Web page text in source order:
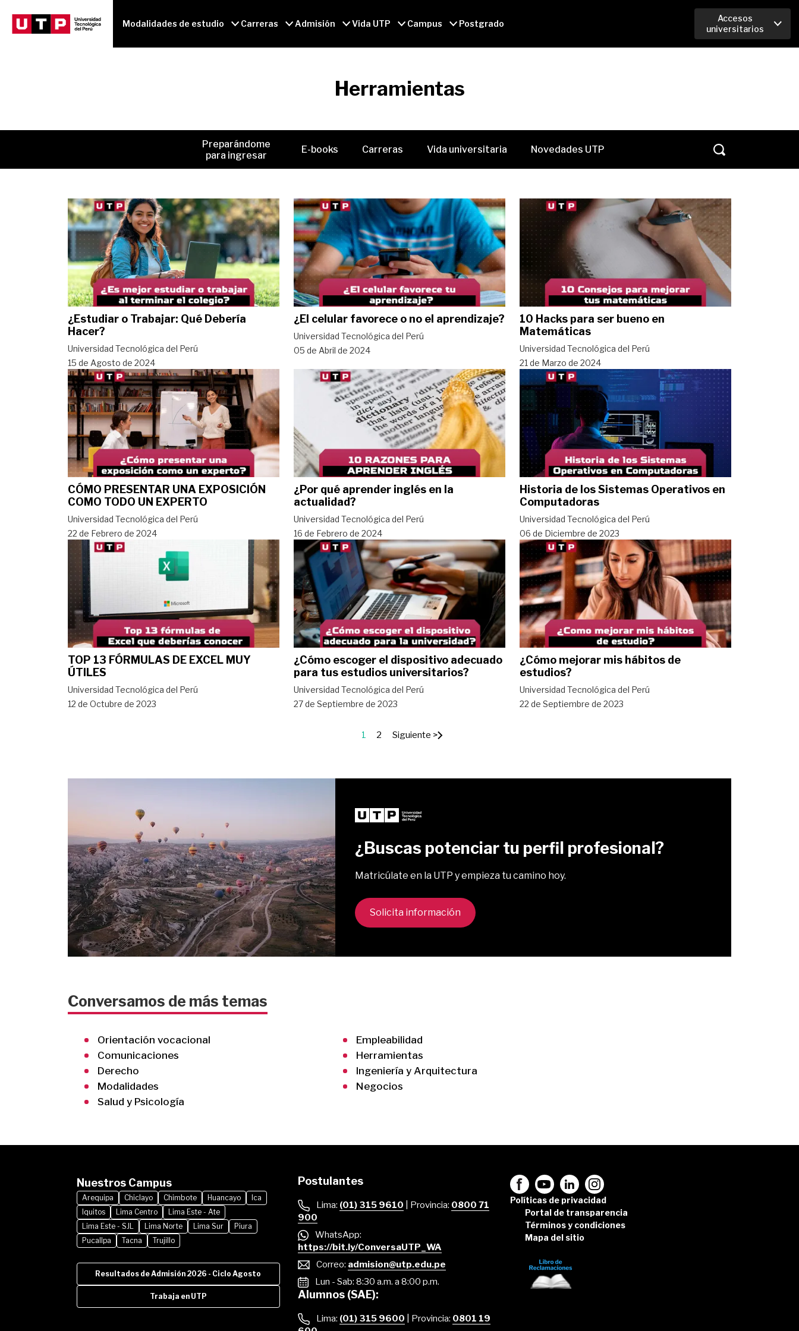
Modalidades de estudio Carreras Admisión Vida UTP Campus Postgrado
Accesos
universitarios
Herramientas
Preparándome
para ingresar
E-books Carreras Vida universitaria Novedades UTP
¿Estudiar o Trabajar: Qué Debería
Hacer?
Universidad Tecnológica del Perú
15 de Agosto de 2024
¿El celular favorece o no el aprendizaje?
Universidad Tecnológica del Perú
05 de Abril de 2024
10 Hacks para ser bueno en
Matemáticas
Universidad Tecnológica del Perú
21 de Marzo de 2024
CÓMO PRESENTAR UNA EXPOSICIÓN
COMO TODO UN EXPERTO
Universidad Tecnológica del Perú
22 de Febrero de 2024
¿Por qué aprender inglés en la
actualidad?
Universidad Tecnológica del Perú
16 de Febrero de 2024
Historia de los Sistemas Operativos en
Computadoras
Universidad Tecnológica del Perú
06 de Diciembre de 2023
TOP 13 FÓRMULAS DE EXCEL MUY
ÚTILES
Universidad Tecnológica del Perú
12 de Octubre de 2023
¿Cómo escoger el dispositivo adecuado
para tus estudios universitarios?
Universidad Tecnológica del Perú
27 de Septiembre de 2023
¿Cómo mejorar mis hábitos de
estudios?
Universidad Tecnológica del Perú
22 de Septiembre de 2023
1 2 Siguiente >
¿Buscas potenciar tu perfil profesional?
Matricúlate en la UTP y empieza tu camino hoy.
Solicita información
Conversamos de más temas
Orientación vocacional
Empleabilidad
Comunicaciones
Herramientas
Derecho
Ingeniería y Arquitectura
Modalidades
Negocios
Salud y Psicología
Nuestros Campus
Arequipa Chiclayo Chimbote Huancayo
Ica
Iquitos
Lima Centro
Lima Este - Ate
Lima Este - SJL
Lima Norte Lima Sur
Piura
Pucallpa
Tacna Trujillo
Resultados de Admisión 2026 - Ciclo Agosto
Trabaja en UTP
Postulantes
Lima: (01) 315 9610 | Provincia: 0800 71
900
WhatsApp:
https://bit.ly/ConversaUTP_WA
Correo: admision@utp.edu.pe
Lun - Sab: 8:30 a.m. a 8:00 p.m.
Alumnos (SAE):
Lima: (01) 315 9600 | Provincia: 0801 19
Políticas de privacidad
Portal de transparencia
Términos y condiciones
Mapa del sitio